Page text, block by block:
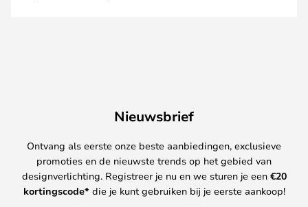
Nieuwsbrief
Ontvang als eerste onze beste aanbiedingen, exclusieve
promoties en de nieuwste trends op het gebied van
designverlichting. Registreer je nu en we sturen je een €20
kortingscode* die je kunt gebruiken bij je eerste aankoop!